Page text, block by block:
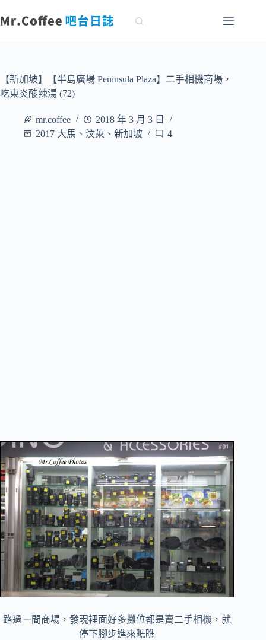
至
容【新加坡】【半島廣場 Peninsula Plaza】二手相機商場，
吃東炎酸辣湯 (72)
mr.coffee
2018 年 3 月 3 日
2017 大馬、汶萊、新加坡
4
路過一間商場，發現裡面好多攤位都是賣二手相機，就
停下腳步進來瞧瞧